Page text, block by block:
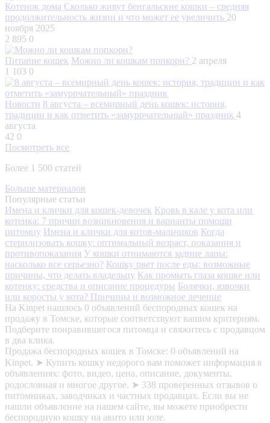
Котенок дома Сколько живут бенгальские кошки – средняя
продолжительность жизни и что может ее увеличить 20
ноября 2025
2 895 0
Питание кошек Можно ли кошкам попкорн? 2 апреля
1 103 0
Новости 8 августа – всемирный день кошек: история,
традиции и как отметить «замуррчательный» праздник 4
августа
42 0
Посмотреть все
Более 1 500 статей
Больше материалов
Популярные статьи
Имена и клички для кошек-девочек Кровь в кале у кота или
котенка: 7 причин возникновения и варианты помощи
питомцу Имена и клички для котов-мальчиков Когда
стерилизовать кошку: оптимальный возраст, показания и
противопоказания У кошки отнимаются задние лапы:
насколько все серьезно? Кошку рвет после еды: возможные
причины, что делать владельцу Как промыть глаза кошке или
котенку: средства и описание процедуры Болячки, язвочки
или коросты у кота? Причины и возможное лечение
На Kinpet нашлось 0 объявлений беспородных кошек на
продажу в Томске, которые соответствуют вашим критериям.
Подберите понравившегося питомца и свяжитесь с продавцом
в два клика.
Продажа беспородных кошек в Томске: 0 объявлений на
Kinpet. ➤ Купить кошку недорого вам поможет информация в
объявлениях: фото, видео, цена, описание, документы,
родословная и многое другое. ➤ 338 проверенных отзывов о
питомниках, заводчиках и частных продавцах. Если вы не
нашли объявление на нашем сайте, вы можете приобрести
беспородную кошку на авито или юле.